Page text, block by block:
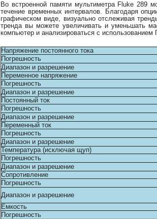
Во встроенной памяти мультиметра Fluke 289
течение временных интервалов. Благодаря
графическом виде, визуально отслеживая
тренда вы можете увеличивать и уменьшать
компьютер и анализироваться с
Напряжение постоянного тока
Погрешность
Диапазон и разрешение
Переменное напряжение
Погрешность
Диапазон и разрешение
Постоянный ток
Погрешность
Диапазон и разрешение
Переменный ток
Погрешность
Диапазон и разрешение
Температура (исключая щуп)
Погрешность
Диапазон и разрешение
Сопротивление
Погрешность
Диапазон и разрешение
Емкость
Погрешность